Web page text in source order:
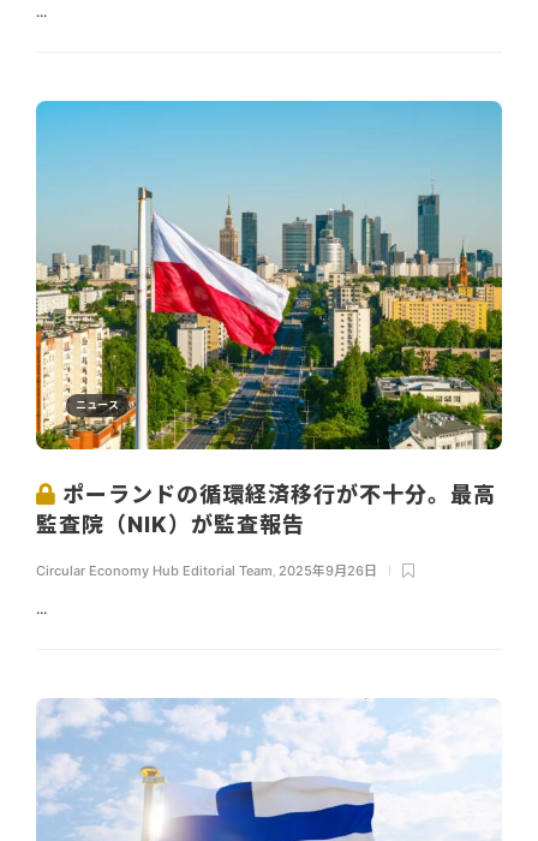
...
ニュース
ポーランドの循環経済移行が不十分。最高
監査院（NIK）が監査報告
Circular Economy Hub Editorial Team, 2025年9月26日
...